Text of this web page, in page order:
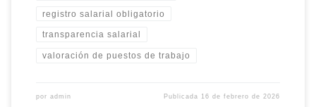
registro salarial obligatorio
transparencia salarial
valoración de puestos de trabajo
por admin Publicada 16 de febrero de 2026